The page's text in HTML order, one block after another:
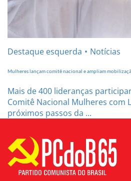
Destaque esquerda Notícias
Mulheres lançam comitê nacional e ampliam
Mais de 400 lideranças
Comitê Nacional Mulheres com
próximos passos da ...